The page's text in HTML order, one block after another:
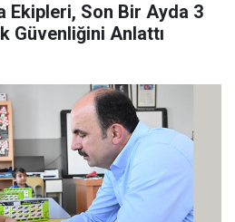
Ekipleri, Son Bir Ayda 3
Güvenliğini Anlattı